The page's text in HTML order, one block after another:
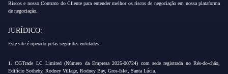
Riscos e nosso Contrato do Cliente para entender melhor os riscos de negociação em nossa plataforma
de negociação.
JURÍDICO:
Este site é operado pelas seguintes entidades:
1. CGTrade LC Limited (Número da Empresa 2025-00724) com sede registrada no Rés-do-chão,
Edifício Sotheby, Rodney Village, Rodney Bay, Gros-Islet, Santa Lúcia.